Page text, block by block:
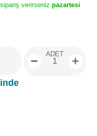
verirseniz pazartesi
ADET